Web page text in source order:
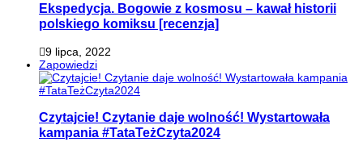
Ekspedycja. Bogowie z kosmosu – kawał historii
polskiego komiksu [recenzja]
9 lipca, 2022
Zapowiedzi
Czytajcie! Czytanie daje wolność! Wystartowała
kampania #TataTeżCzyta2024